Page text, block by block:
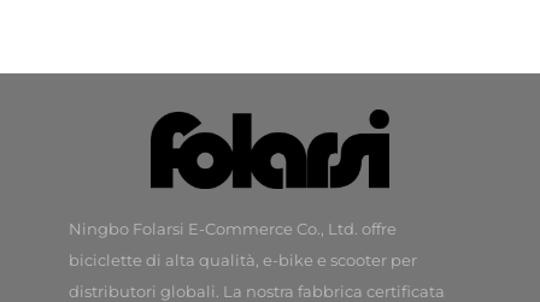
Ningbo Folarsi E-Commerce Co., Ltd. offre
biciclette di alta qualità, e-bike e scooter per
distributori globali. La nostra fabbrica certificata